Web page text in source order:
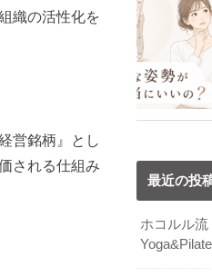
織の活性化を
営銘柄』とし
される仕組み
最近の投
ホコルル